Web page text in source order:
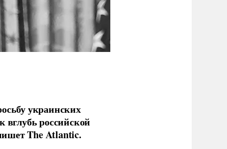
украинских
вглубь российской
The Atlantic.